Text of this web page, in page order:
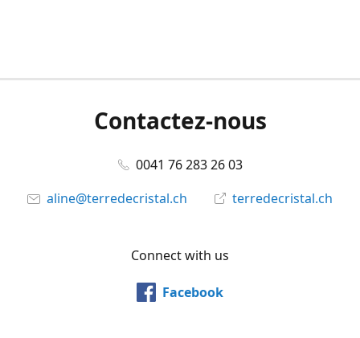
Contactez-nous
0041 76 283 26 03
aline@terredecristal.ch
terredecristal.ch
Connect with us
Facebook